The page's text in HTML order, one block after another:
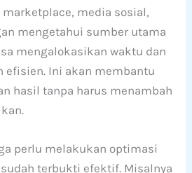
media sosial,
mengetahui sumber utama
mengalokasikan waktu dan
efisien. Ini akan membantu
hasil tanpa harus menambah
perlu melakukan optimasi
terbukti efektif. Misalnya